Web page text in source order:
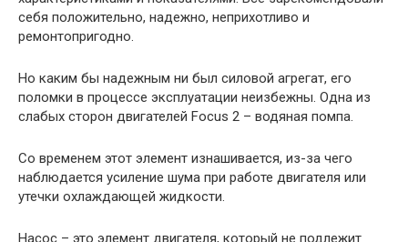
себя положительно, надежно, неприхотливо и
ремонтопригодно.
Но каким бы надежным ни был силовой агрегат, его
поломки в процессе эксплуатации неизбежны. Одна из
слабых сторон двигателей Focus 2 – водяная помпа.
Со временем этот элемент изнашивается, из-за чего
наблюдается усиление шума при работе двигателя или
утечки охлаждающей жидкости.
Насос – это элемент двигателя, который не подлежит